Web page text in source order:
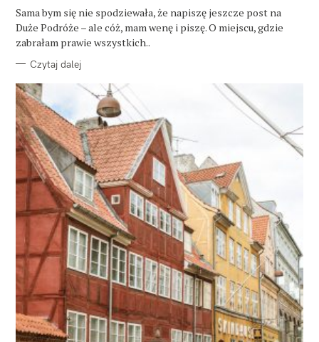
O
R
I
Sama bym się nie spodziewała, że napiszę jeszcze post na
Duże Podróże – ale cóż, mam wenę i piszę. O miejscu, gdzie
zabrałam prawie wszystkich..
Czytaj dalej